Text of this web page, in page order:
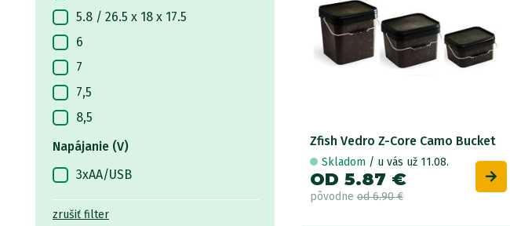
Sportex
Starbaits
TB Baits
Trakker
Zfish
5.8 / 26.5 x 18 x 17.5
6
7
7,5
8,5
9
10
12
Napájanie (V)
3xAA/USB
zrušiť filter
Zfish Vedro Z-Core Camo Bucket
Skladom / u vás už 11.08.
OD 5.87 €
pôvodne od 6.90 €